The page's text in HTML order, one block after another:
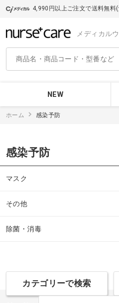
4,990円以上ご注文で送料無料
メディカル
NEW
ホーム 感染予防
感染予防
マスク
その他
除菌・消毒
カテゴリーで検索